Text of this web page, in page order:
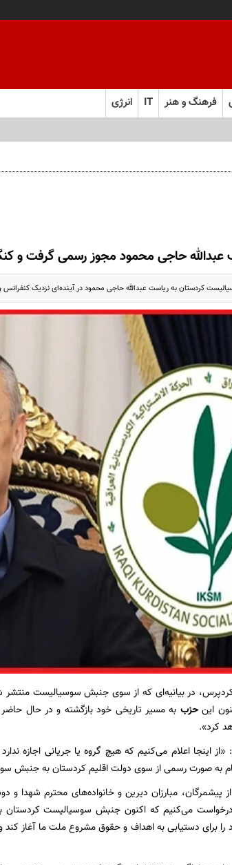
فرهنگ و هنر IT انرژی
حاجی محمود مجوز رسمی گرفت و
کردستان به ریاست عبدالله حاجی محمود در آینده‌ای نزدیک کنفرانس و
در بیانیه‌ای که از سوی جنبش سوسیالیست
اینحزب به مسیر تاریخی خود بازگشته و در حال
کرد».
اینجا اعلام می‌کنیم که هیچ گروه یا جریانی اجازه
نام به صورت رسمی از سوی دولت اقلیم کردستان به
پیشمرگان، مبارزان دیرین و خانواده‌های محترم شهدا و
را برای دستیابی به اهداف و حقوق مشروع ملت ما آغاز